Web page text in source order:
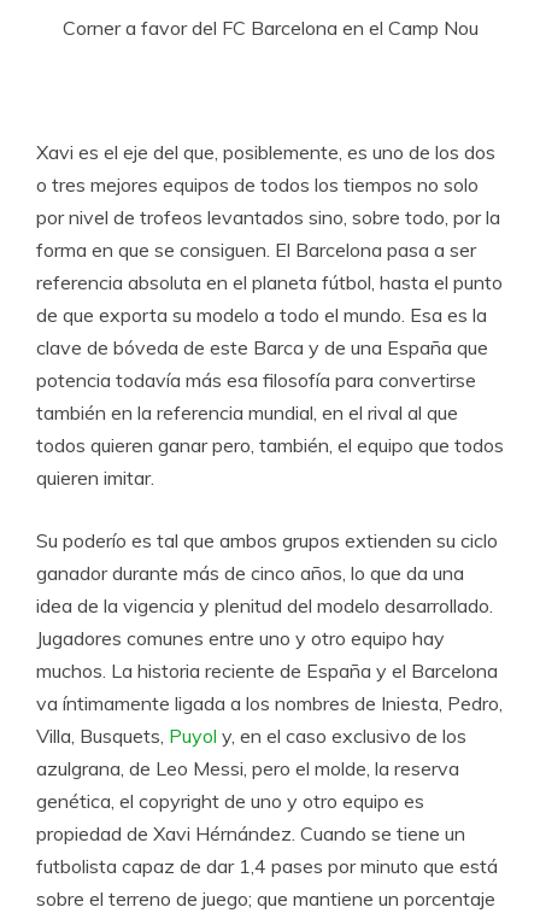
Corner a favor del FC Barcelona en el Camp Nou
Xavi es el eje del que, posiblemente, es uno de los dos
o tres mejores equipos de todos los tiempos no solo
por nivel de trofeos levantados sino, sobre todo, por la
forma en que se consiguen. El Barcelona pasa a ser
referencia absoluta en el planeta fútbol, hasta el punto
de que exporta su modelo a todo el mundo. Esa es la
clave de bóveda de este Barca y de una España que
potencia todavía más esa filosofía para convertirse
también en la referencia mundial, en el rival al que
todos quieren ganar pero, también, el equipo que todos
quieren imitar.
Su poderío es tal que ambos grupos extienden su ciclo
ganador durante más de cinco años, lo que da una
idea de la vigencia y plenitud del modelo desarrollado.
Jugadores comunes entre uno y otro equipo hay
muchos. La historia reciente de España y el Barcelona
va íntimamente ligada a los nombres de Iniesta, Pedro,
Villa, Busquets, Puyol y, en el caso exclusivo de los
azulgrana, de Leo Messi, pero el molde, la reserva
genética, el copyright de uno y otro equipo es
propiedad de Xavi Hérnández. Cuando se tiene un
futbolista capaz de dar 1,4 pases por minuto que está
sobre el terreno de juego; que mantiene un porcentaje